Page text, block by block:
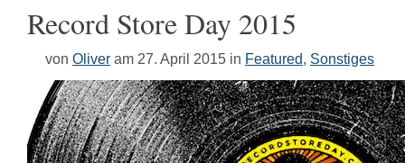
Record Store Day 2015
von Oliver am 27. April 2015 in Featured, Sonstiges